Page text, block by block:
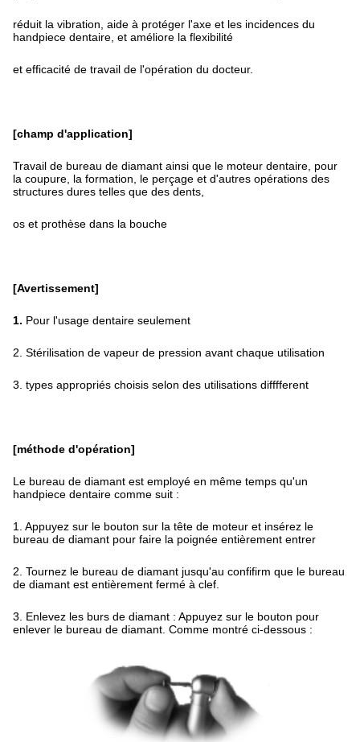
réduit la vibration, aide à protéger l'axe et les incidences du
handpiece dentaire, et améliore la flexibilité
et efficacité de travail de l'opération du docteur.
[champ d'application]
Travail de bureau de diamant ainsi que le moteur dentaire, pour
la coupure, la formation, le perçage et d'autres opérations des
structures dures telles que des dents,
os et prothèse dans la bouche
[Avertissement]
1. Pour l'usage dentaire seulement
2. Stérilisation de vapeur de pression avant chaque utilisation
3. types appropriés choisis selon des utilisations difffferent
[méthode d'opération]
Le bureau de diamant est employé en même temps qu'un
handpiece dentaire comme suit :
1. Appuyez sur le bouton sur la tête de moteur et insérez le
bureau de diamant pour faire la poignée entièrement entrer
2. Tournez le bureau de diamant jusqu'au confifirm que le bureau
de diamant est entièrement fermé à clef.
3. Enlevez les burs de diamant : Appuyez sur le bouton pour
enlever le bureau de diamant. Comme montré ci-dessous :